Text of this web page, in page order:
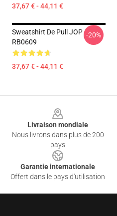
37,67 € - 44,11 €
Sweatshirt De Pull JOP
RB0609
37,67 € - 44,11 €
-20%
Livraison mondiale
Nous livrons dans plus de 200
pays
Garantie internationale
Offert dans le pays d'utilisation